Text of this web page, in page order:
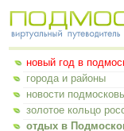
новый год в
города и районы
новости
золотое кольцо
отдых в